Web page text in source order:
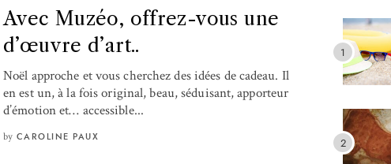
Avec Muzéo, offrez-vous une
d’œuvre d’art..
Noël approche et vous cherchez des idées de cadeau. Il
en est un, à la fois original, beau, séduisant, apporteur
d’émotion et… accessible...
by CAROLINE PAUX